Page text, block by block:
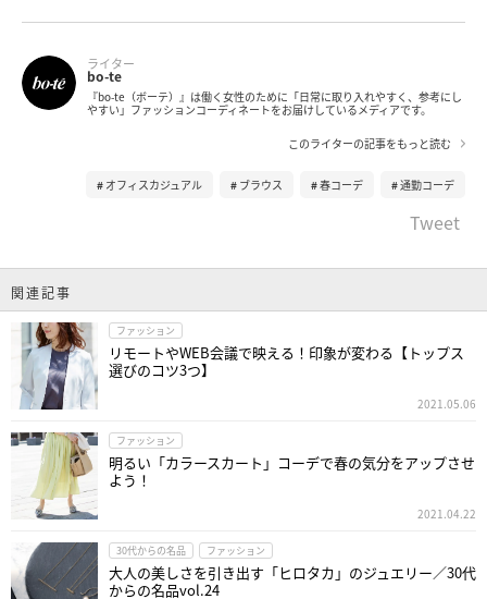
ライター
bo-te
『bo-te（ボーテ）』は働く女性のために「日常に取り入れやすく、参考にし
やすい」ファッションコーディネートをお届けしているメディアです。
このライターの記事をもっと読む
オフィスカジュアル ブラウス 春コーデ 通勤コーデ
Tweet
関連記事
ファッション
リモートやWEB会議で映える！印象が変わる【トップス
選びのコツ3つ】
2021.05.06
ファッション
明るい「カラースカート」コーデで春の気分をアップさせ
よう！
2021.04.22
30代からの名品 ファッション
大人の美しさを引き出す「ヒロタカ」のジュエリー／30代
からの名品vol.24